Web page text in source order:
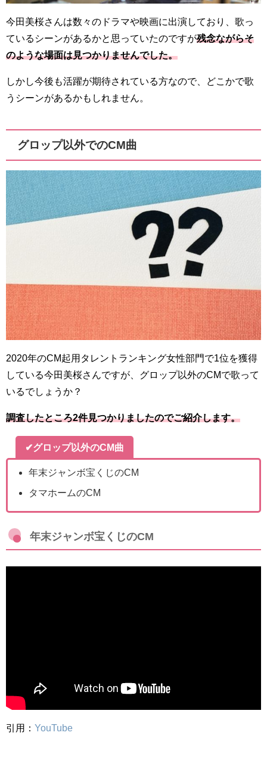
今田美桜さんは数々のドラマや映画に出演しており、歌っ
ているシーンがあるかと思っていたのですが残念ながらそ
のような場面は見つかりませんでした。
しかし今後も活躍が期待されている方なので、どこかで歌
うシーンがあるかもしれません。
グロップ以外でのCM曲
2020年のCM起用タレントランキング女性部門で1位を獲得
している今田美桜さんですが、グロップ以外のCMで歌って
いるでしょうか？
調査したところ2件見つかりましたのでご紹介します。
✔グロップ以外のCM曲
年末ジャンボ宝くじのCM
タマホームのCM
年末ジャンボ宝くじのCM
引用： YouTube